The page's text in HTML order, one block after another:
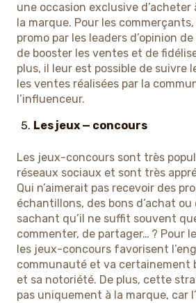
une occasion exclusive
la marque. Pour les
promo par les leaders d’opinion
de booster les ventes et de
plus, il leur est possible de suivre
les ventes réalisées par la
l’influenceur.
Les jeux — concours
Les jeux-concours sont très
réseaux sociaux et sont très
Qui n’aimerait pas recevoir des
échantillons, des bons d’achat ou
sachant qu’il ne suffit souvent
commenter, de partager… ? Pour
les jeux-concours favorisent
communauté et va certainement
et sa notoriété. De plus, cette
pas uniquement à la marque, car